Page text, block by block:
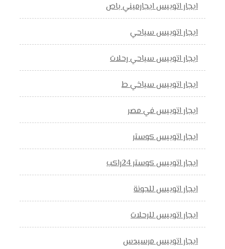
ايجار اتوبيس ايجارميني باص
ايجار اتوبيس سياحي
ايجار اتوبيس سياحي رحلات
ايجار اتوبيس سياخي ط
ايجار اتوبيس في مصر
ايجار اتوبيس كوستر
ايجار اتوبيس كوستر 24راكب
ايجار اتوبيس للجونة
ايجار اتوبيس للرحلات
ايجار اتوبيس مرسيدس